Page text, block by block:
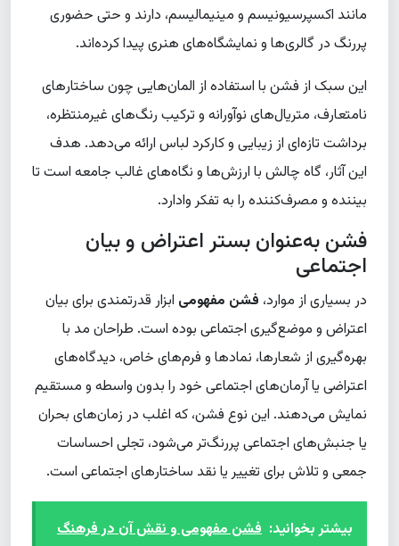
مانند اکسپرسیونیسم و مینیمالیسم، دارند و حتی حضوری
پررنگ در گالری‌ها و نمایشگاه‌های هنری پیدا کرده‌اند.
این سبک از فشن با استفاده از المان‌هایی چون ساختارهای
نامتعارف، متریال‌های نوآورانه و ترکیب رنگ‌های غیرمنتظره،
برداشت تازه‌ای از زیبایی و کارکرد لباس ارائه می‌دهد. هدف
این آثار، گاه چالش با ارزش‌ها و نگاه‌های غالب جامعه است تا
بیننده و مصرف‌کننده را به تفکر وادارد.
فشن به‌عنوان بستر اعتراض و بیان
اجتماعی
در بسیاری از موارد،فشن مفهومیابزار قدرتمندی برای بیان
اعتراض و موضع‌گیری اجتماعی بوده است. طراحان مد با
بهره‌گیری از شعارها، نمادها و فرم‌های خاص، دیدگاه‌های
اعتراضی یا آرمان‌های اجتماعی خود را بدون واسطه و مستقیم
نمایش می‌دهند. این نوع فشن، که اغلب در زمان‌های بحران
یا جنبش‌های اجتماعی پررنگ‌تر می‌شود، تجلی احساسات
جمعی و تلاش برای تغییر یا نقد ساختارهای اجتماعی است.
بیشتر بخوانید: فشن مفهومی و نقش آن در فرهنگ